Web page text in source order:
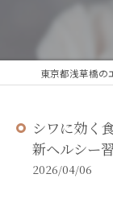
シワに効く
新ヘルシー
2026/04/06